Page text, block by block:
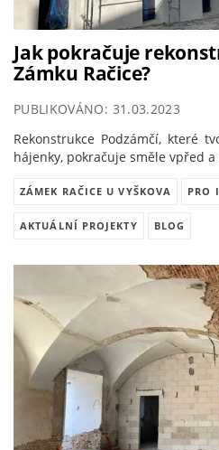
Jak pokračuje
Zámku Račice?
PUBLIKOVÁNO: 31.03.2023
Rekonstrukce Podzámčí, které
hájenky, pokračuje směle vpřed
ZÁMEK RAČICE U VYŠKOVA PRO
AKTUÁLNÍ PROJEKTY BLOG